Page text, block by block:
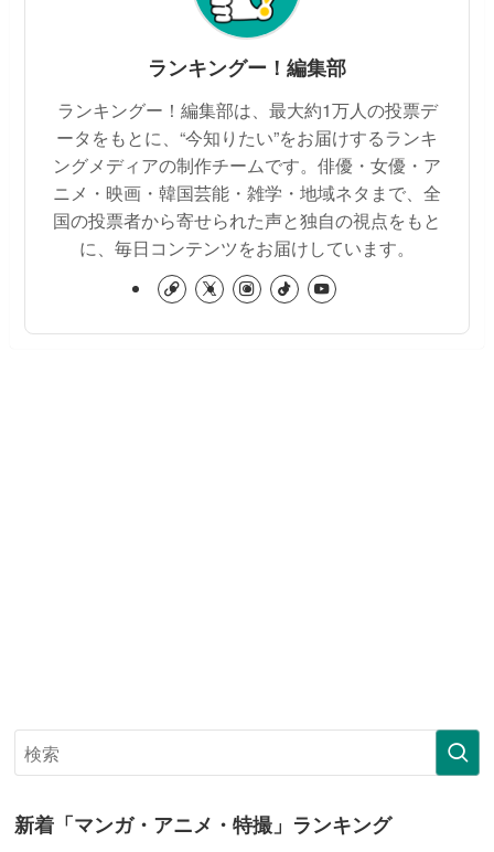
ランキングー！編集部
ランキングー！編集部は、最大約1万人の投票デ
ータをもとに、“今知りたい”をお届けするランキ
ングメディアの制作チームです。俳優・女優・ア
ニメ・映画・韓国芸能・雑学・地域ネタまで、全
国の投票者から寄せられた声と独自の視点をもと
に、毎日コンテンツをお届けしています。
新着「マンガ・アニメ・特撮」ランキング